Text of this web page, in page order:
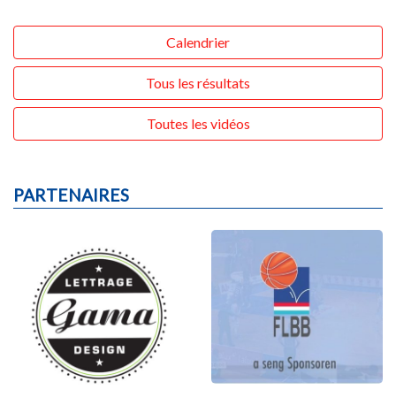
Calendrier
Tous les résultats
Toutes les vidéos
PARTENAIRES